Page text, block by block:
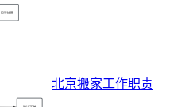
北京搬家工作职责